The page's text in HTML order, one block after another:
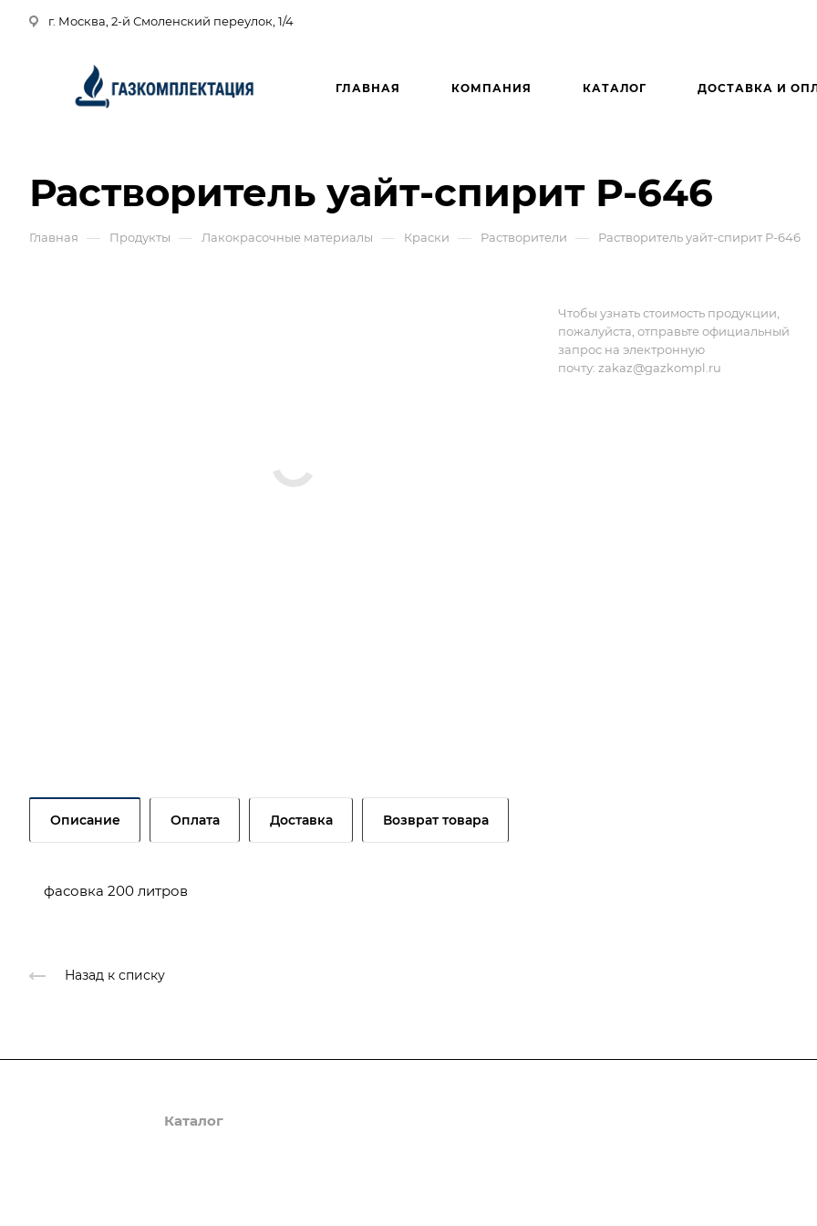
г. Москва, 2-й Смоленский переулок, 1/4
ГЛАВНАЯ КОМПАНИЯ КАТАЛОГ ДОСТАВКА И
Растворитель уайт-спирит Р-646
Главная — Продукты — Лакокрасочные материалы — Краски — Растворители — Растворитель уайт-спирит Р-646
Чтобы узнать стоимость продукции,
пожалуйста, отправьте официальный
запрос на электронную
почту: zakaz@gazkompl.ru
Описание Оплата Доставка Возврат товара
фасовка 200 литров
Назад к списку
Каталог